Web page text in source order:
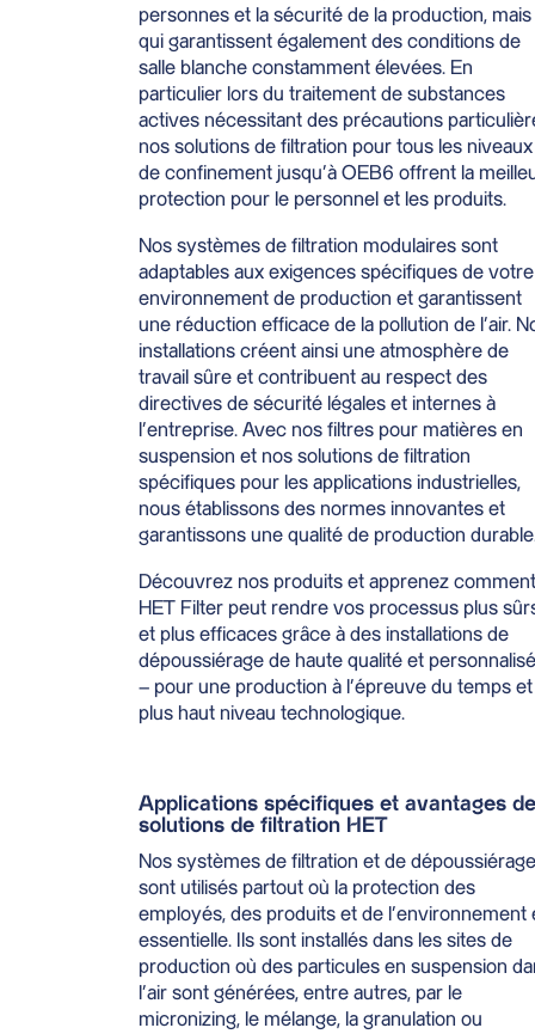
personnes et la sécurité de la production, mais
qui garantissent également des conditions de
salle blanche constamment élevées. En
particulier lors du traitement de substances
actives nécessitant des précautions
nos solutions de filtration pour tous les niveaux
de confinement jusqu’à OEB6 offrent la
protection pour le personnel et les produits.
Nos systèmes de filtration modulaires sont
adaptables aux exigences spécifiques de votre
environnement de production et garantissent
une réduction efficace de la pollution de l’air.
installations créent ainsi une atmosphère de
travail sûre et contribuent au respect des
directives de sécurité légales et internes à
l’entreprise. Avec nos filtres pour matières en
suspension et nos solutions de filtration
spécifiques pour les applications industrielles,
nous établissons des normes innovantes et
garantissons une qualité de production
Découvrez nos produits et apprenez comment
HET Filter peut rendre vos processus plus
et plus efficaces grâce à des installations de
dépoussiérage de haute qualité et
– pour une production à l’épreuve du temps et
plus haut niveau technologique.
Applications spécifiques et avantages
solutions de filtration HET
Nos systèmes de filtration et de dépoussiérage
sont utilisés partout où la protection des
employés, des produits et de l’environnement
essentielle. Ils sont installés dans les sites de
production où des particules en suspension
l’air sont générées, entre autres, par le
micronizing, le mélange, la granulation ou